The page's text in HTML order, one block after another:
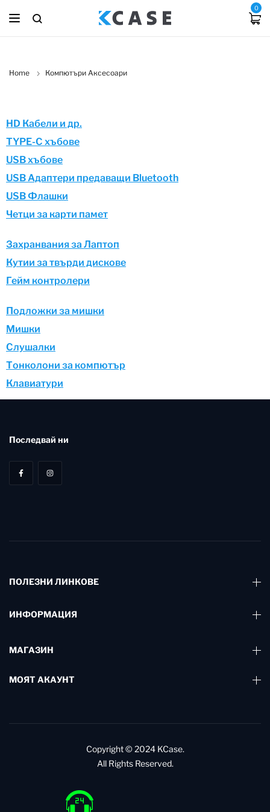
0
Home Компютъри Аксесоари
HD Кабели и др.
TYPE-C хъбове
USB xъбове
USB Адаптери предаващи Bluetooth
USB Флашки
Четци за карти памет
Захранвания за Лаптоп
Кутии за твърди дискове
Гейм контролери
Подложки за мишки
Мишки
Слушалки
Тонколони за компютър
Клавиатури
Последвай ни
ПОЛЕЗНИ ЛИНКОВЕ
ИНФОРМАЦИЯ
МАГАЗИН
МОЯТ АКАУНТ
Copyright © 2024 KCase.
All Rights Reserved.